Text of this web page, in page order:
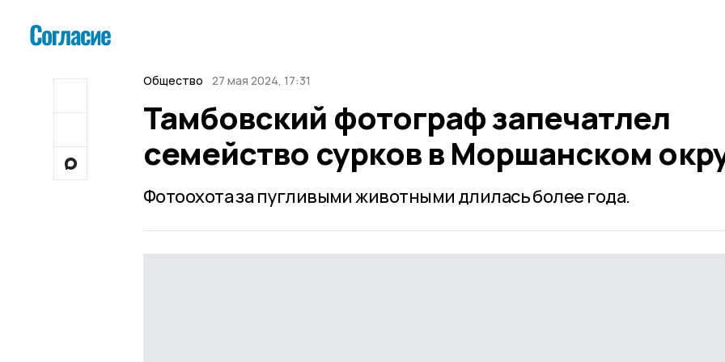
Общество 27 мая 2024, 17:31
Тамбовский фотограф запечатлел
семейство сурков в Моршанском
Фотоохота за пугливыми животными длилась более года.